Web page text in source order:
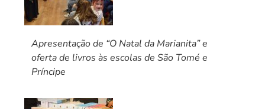
Apresentação de “O Natal da Marianita” e
oferta de livros às escolas de São Tomé e
Príncipe